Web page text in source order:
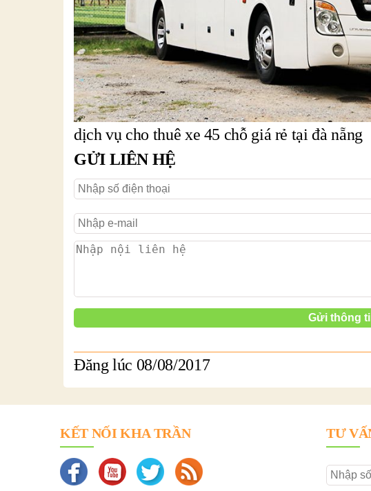
dịch vụ cho thuê xe 45 chỗ giá rẻ tại đà nẵng
GỬI LIÊN HỆ
Đăng lúc 08/08/2017
KẾT NỐI KHA TRẦN TƯ